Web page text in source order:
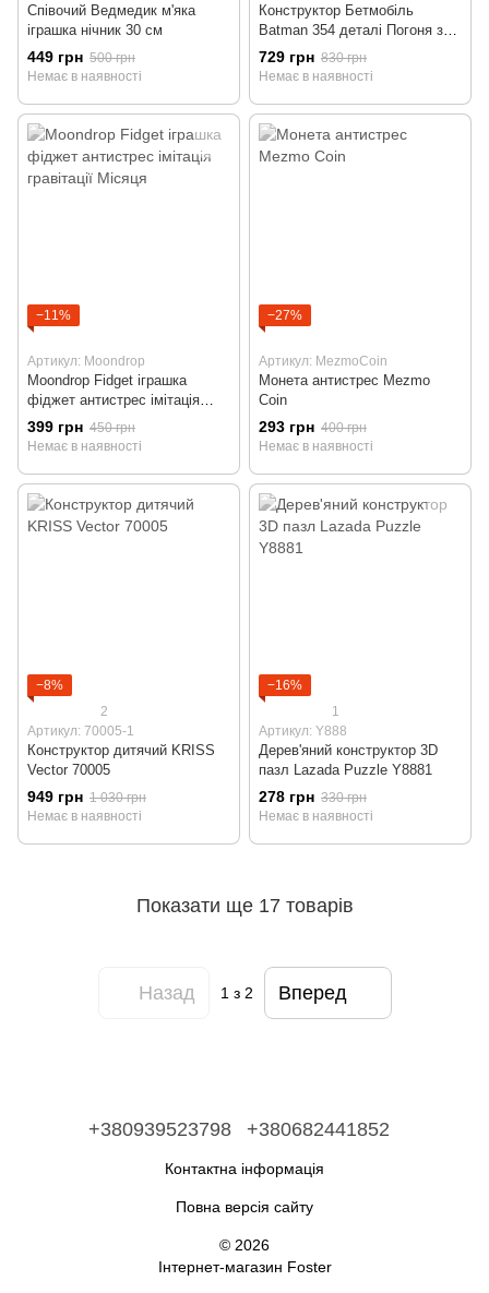
Співочий Ведмедик м'яка
іграшка нічник 30 см
449 грн 500 грн
Немає в наявності
Конструктор Бетмобіль
Batman 354 деталі Погоня за
джокером
729 грн 830 грн
Немає в наявності
−11%
Артикул: Moondrop
Moondrop Fidget іграшка
фіджет антистрес імітація
гравітації Місяця
399 грн 450 грн
Немає в наявності
−27%
Артикул: MezmoCoin
Монета антистрес Mezmo
Coin
293 грн 400 грн
Немає в наявності
−8%
2
Артикул: 70005-1
Конструктор дитячий KRISS
Vector 70005
949 грн 1 030 грн
Немає в наявності
−16%
1
Артикул: Y888
Дерев'яний конструктор 3D
пазл Lazada Puzzle Y8881
278 грн 330 грн
Немає в наявності
Показати ще 17 товарів
Назад 1з 2 Вперед
+380939523798 +380682441852
Контактна інформація
Повна версія сайту
© 2026
Інтернет-магазин Foster